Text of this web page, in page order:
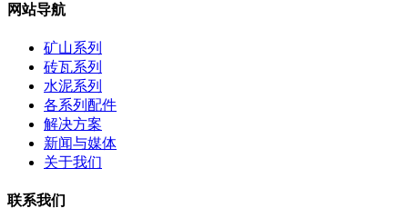
网站导航
矿山系列
砖瓦系列
水泥系列
各系列配件
解决方案
新闻与媒体
关于我们
联系我们